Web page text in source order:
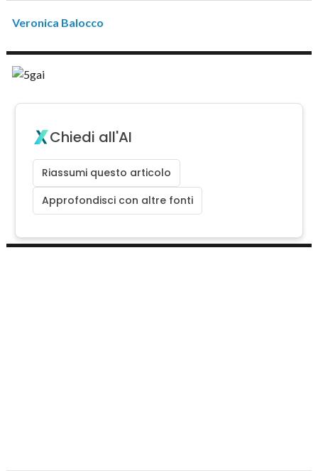
Veronica Balocco
Chiedi all'AI
Riassumi questo articolo
Approfondisci con altre fonti